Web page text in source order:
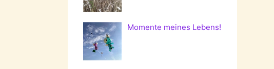
Momente meines Lebens!